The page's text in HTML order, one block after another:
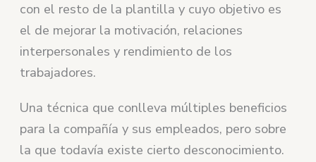
con el resto de la plantilla y cuyo objetivo es
el de mejorar la motivación, relaciones
interpersonales y rendimiento de los
trabajadores.
Una técnica que conlleva múltiples beneficios
para la compañía y sus empleados, pero sobre
la que todavía existe cierto desconocimiento.